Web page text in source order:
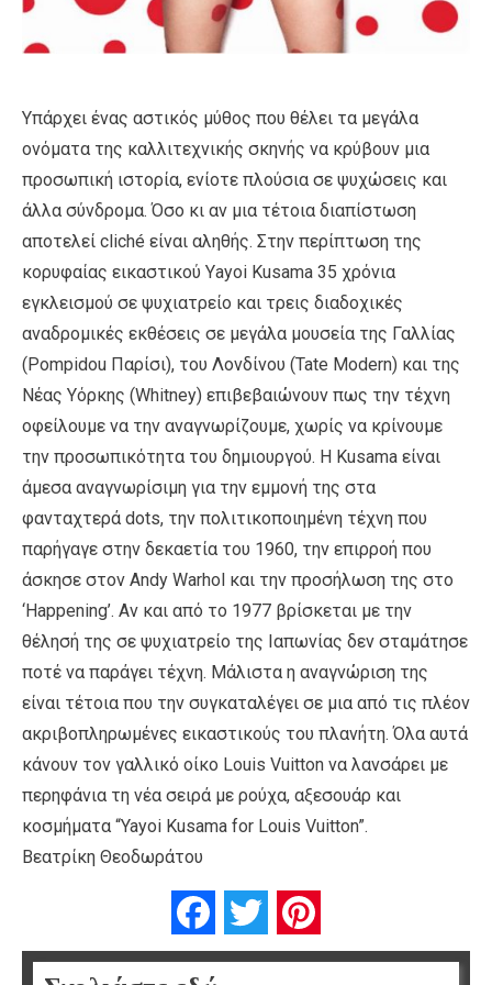
Yπάρχει ένας αστικός μύθος που θέλει τα μεγάλα
ονόματα της καλλιτεχνικής σκηνής να κρύβουν μια
προσωπική ιστορία, ενίοτε πλούσια σε ψυχώσεις και
άλλα σύνδρομα. Όσο κι αν μια τέτοια διαπίστωση
αποτελεί cliché είναι αληθής. Στην περίπτωση της
κορυφαίας εικαστικού Υayoi Kusama 35 χρόνια
εγκλεισμού σε ψυχιατρείο και τρεις διαδοχικές
αναδρομικές εκθέσεις σε μεγάλα μουσεία της Γαλλίας
(Pompidou Παρίσι), του Λονδίνου (Tate Modern) και της
Νέας Υόρκης (Whitney) επιβεβαιώνουν πως την τέχνη
οφείλουμε να την αναγνωρίζουμε, χωρίς να κρίνουμε
την προσωπικότητα του δημιουργού. H Kusama είναι
άμεσα αναγνωρίσιμη για την εμμονή της στα
φανταχτερά dots, την πολιτικοποιημένη τέχνη που
παρήγαγε στην δεκαετία του 1960, την επιρροή που
άσκησε στον Andy Warhol και την προσήλωση της στο
‘Happening’. Αν και από το 1977 βρίσκεται με την
θέλησή της σε ψυχιατρείο της Ιαπωνίας δεν σταμάτησε
ποτέ να παράγει τέχνη. Μάλιστα η αναγνώριση της
είναι τέτοια που την συγκαταλέγει σε μια από τις πλέον
ακριβοπληρωμένες εικαστικoύς του πλανήτη. Όλα αυτά
κάνουν τον γαλλικό οίκο Louis Vuitton να λανσάρει με
περηφάνια τη νέα σειρά με ρούχα, αξεσουάρ και
κοσμήματα “Yayoi Kusama for Louis Vuitton”.
Βεατρίκη Θεοδωράτου
FacebookTwitter